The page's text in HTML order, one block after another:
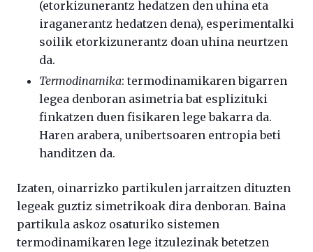
(etorkizunerantz hedatzen den uhina eta
iraganerantz hedatzen dena), esperimentalki
soilik etorkizunerantz doan uhina neurtzen
da.
Termodinamika: termodinamikaren bigarren
legea denboran asimetria bat esplizituki
finkatzen duen fisikaren lege bakarra da.
Haren arabera, unibertsoaren entropia beti
handitzen da.
Izaten, oinarrizko partikulen jarraitzen dituzten
legeak guztiz simetrikoak dira denboran. Baina
partikula askoz osaturiko sistemen
termodinamikaren lege itzulezinak betetzen